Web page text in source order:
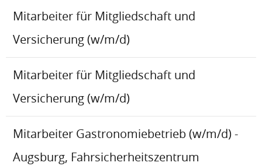
Mitarbeiter für Mitgliedschaft und
Versicherung (w/m/d)
Mitarbeiter für Mitgliedschaft und
Versicherung (w/m/d)
Mitarbeiter Gastronomiebetrieb (w/m/d) -
Augsburg, Fahrsicherheitszentrum